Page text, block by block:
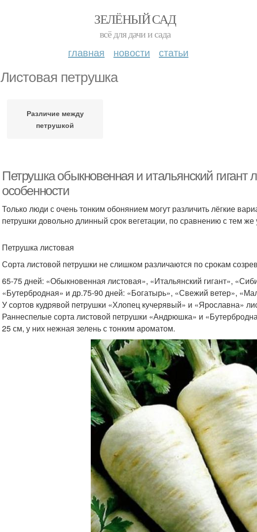
ЗЕЛЁНЫЙ САД
всё для дачи и сада
главная новости статьи
Листовая петрушка
Различие между
петрушкой
Петрушка обыкновенная и итальянский гигант
особенности
Только люди с очень тонким обонянием могут различить лёгкие
петрушки довольно длинный срок вегетации, по сравнению с тем же
Петрушка листовая
Сорта листовой петрушки не слишком различаются по срокам
65-75 дней: «Обыкновенная листовая», «Итальянский гигант»,
«Бутербродная» и др.75-90 дней: «Богатырь», «Свежий ветер»,
У сортов кудрявой петрушки «Хлопец кучерявый» и «Ярославна»
Раннеспелые сорта листовой петрушки «Андрюшка» и
25 см, у них нежная зелень с тонким ароматом.